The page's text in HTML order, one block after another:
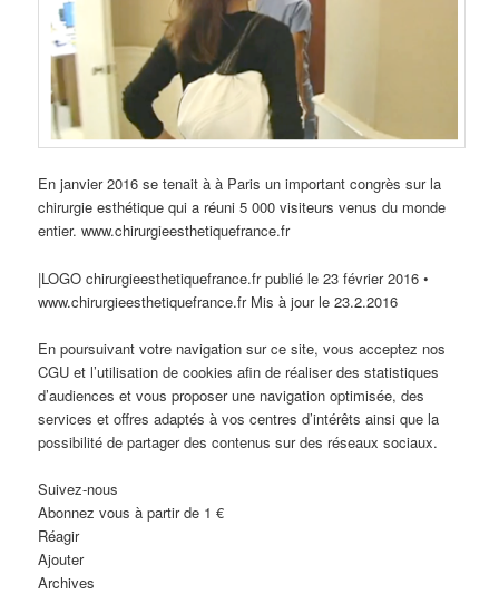
En janvier 2016 se tenait à à Paris un important congrès sur la
chirurgie esthétique qui a réuni 5 000 visiteurs venus du monde
entier. www.chirurgieesthetiquefrance.fr
|LOGO chirurgieesthetiquefrance.fr publié le 23 février 2016 •
www.chirurgieesthetiquefrance.fr Mis à jour le 23.2.2016
En poursuivant votre navigation sur ce site, vous acceptez nos
CGU et l’utilisation de cookies afin de réaliser des statistiques
d’audiences et vous proposer une navigation optimisée, des
services et offres adaptés à vos centres d’intérêts ainsi que la
possibilité de partager des contenus sur des réseaux sociaux.
Suivez-nous
Abonnez vous à partir de 1 €
Réagir
Ajouter
Archives